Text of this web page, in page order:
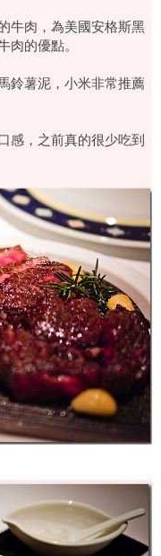
牛肉，為美國安格斯黑
的優點。
鈴薯泥，小米非常推薦
感，之前真的很少吃到